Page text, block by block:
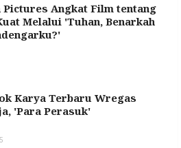
Pictures Angkat Film tentang
Melalui 'Tuhan, Benarkah
Karya Terbaru Wregas
'Para Perasuk'